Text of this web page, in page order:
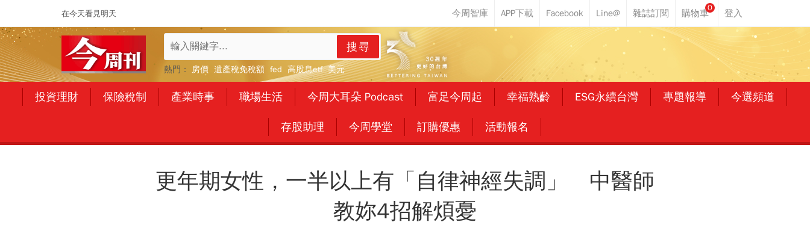
在今天看見明天
0
搜尋
熱門： 房價 遺產稅免稅額 fed 高股息etf 美元
投資理財 保險稅制 產業時事 職場生活 今周大耳朵 Podcast 富足今周起 幸福熟齡 ESG永續台灣 專題報導 今選頻道
存股助理 今周學堂 訂購優惠 活動報名
更年期女性，一半以上有「自律神經失調」 中醫師
教妳4招解煩憂